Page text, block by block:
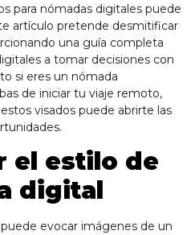
para nómadas digitales puede
artículo pretende desmitificar
una guía completa
a tomar decisiones con
si eres un nómada
de iniciar tu viaje remoto,
visados puede abrirte las
el estilo de
digital
puede evocar imágenes de un